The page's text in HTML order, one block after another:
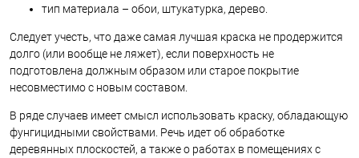
тип материала – обои, штукатурка, дерево.
Следует учесть, что даже самая лучшая краска не продержится
долго (или вообще не ляжет), если поверхность не
подготовлена должным образом или старое покрытие
несовместимо с новым составом.
В ряде случаев имеет смысл использовать краску, обладающую
фунгицидными свойствами. Речь идет об обработке
деревянных плоскостей, а также о работах в помещениях с